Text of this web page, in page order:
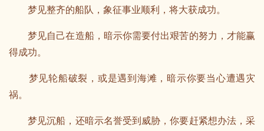
梦见整齐的船队，象征事业顺利，将大获成功。
梦见自己在造船，暗示你需要付出艰苦的努力，才能赢
得成功。
梦见轮船破裂，或是遇到海滩，暗示你要当心遭遇灾
祸。
梦见沉船，还暗示名誉受到威胁，你要赶紧想办法，采